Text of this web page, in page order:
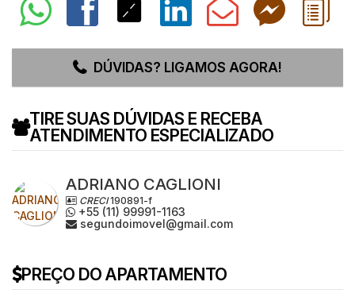
DÚVIDAS? LIGAMOS AGORA!
TIRE SUAS DÚVIDAS E RECEBA
ATENDIMENTO ESPECIALIZADO
ADRIANO CAGLIONI
CRECI190891-f
+55 (11) 99991-1163
segundoimovel@gmail.com
PREÇO DO APARTAMENTO